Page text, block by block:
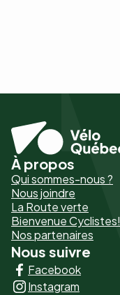
Pied
de
page
-
Liens
principaux
À propos
Qui sommes-nous ?
Nous joindre
La Route verte
Bienvenue Cyclistes!
Nos partenaires
Nous suivre
Facebook
Instagram